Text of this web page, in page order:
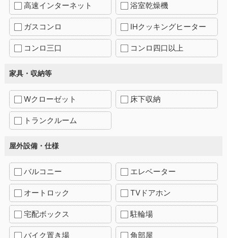
高速インターネット 浴室乾燥機
ガスコンロ IHクッキングヒーター
コンロ三口 コンロ四口以上
家具・収納等
Wクローゼット 床下収納
トランクルーム
屋外設備・仕様
バルコニー エレベーター
オートロック TVドアホン
宅配ボックス 駐輪場
バイク置き場 角部屋